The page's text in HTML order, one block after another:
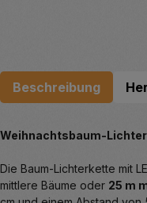
Beschreibung
Weihnachtsbaum-
Die Baum-Lichterkette mit
mittlere Bäume oder 25 m